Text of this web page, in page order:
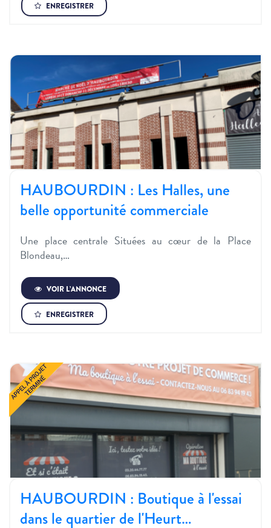
ENREGISTRER
HAUBOURDIN : Les Halles, une
belle opportunité commerciale
Une place centrale Situées au cœur de la Place
Blondeau,…
VOIR L’ANNONCE
ENREGISTRER
HAUBOURDIN : Boutique à l'essai
dans le quartier de l'Heurt…